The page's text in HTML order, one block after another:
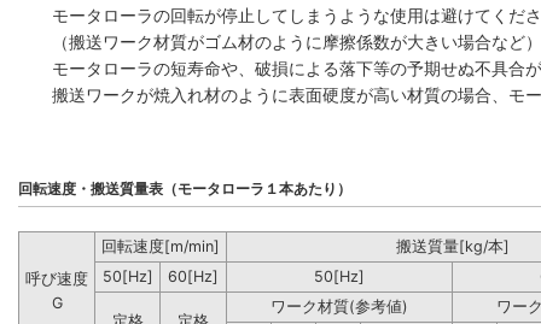
モータローラの回転が停止してしまうような使用は避けてくだ
（搬送ワーク材質がゴム材のように摩擦係数が大きい場合など）
モータローラの短寿命や、破損による落下等の予期せぬ不具合
搬送ワークが焼入れ材のように表面硬度が高い材質の場合、モ
回転速度・搬送質量表（モータローラ１本あたり）
呼び速度
G
回転速度[m/min]
搬送質量[kg/本]
50[Hz]
60[Hz] 50[Hz]
ワーク材質(参考値)
ワー